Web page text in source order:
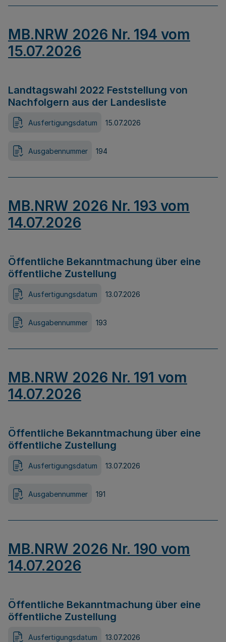
MB.NRW 2026 Nr. 194 vom
15.07.2026
Landtagswahl 2022 Feststellung von
Nachfolgern aus der Landesliste
Ausfertigungsdatum 15.07.2026
Ausgabennummer 194
MB.NRW 2026 Nr. 193 vom
14.07.2026
Öffentliche Bekanntmachung über eine
öffentliche Zustellung
Ausfertigungsdatum 13.07.2026
Ausgabennummer 193
MB.NRW 2026 Nr. 191 vom
14.07.2026
Öffentliche Bekanntmachung über eine
öffentliche Zustellung
Ausfertigungsdatum 13.07.2026
Ausgabennummer 191
MB.NRW 2026 Nr. 190 vom
14.07.2026
Öffentliche Bekanntmachung über eine
öffentliche Zustellung
Ausfertigungsdatum 13.07.2026